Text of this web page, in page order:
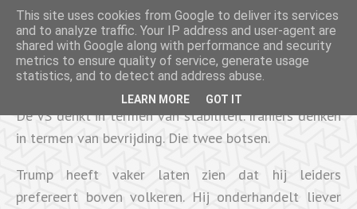
verwoordde het genadeloos: een overeenkomst met
iemand als Ghalibaf voelt als "van de ene dictatuur
naar de andere". Dát is de realiteit die in
beleidskamers maar niet doordringt.
De VS denkt in termen van stabiliteit. Iraniërs denken
in termen van bevrijding. Die twee botsen.
Trump heeft vaker laten zien dat hij leiders
prefereert boven volkeren. Hij onderhandelt liever
This site uses cookies from Google to deliver its services
and to analyze traffic. Your IP address and user-agent are
shared with Google along with performance and security
metrics to ensure quality of service, generate usage
statistics, and to detect and address abuse.
LEARN MORE GOT IT